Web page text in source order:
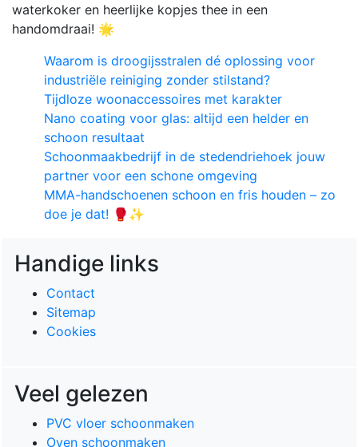
waterkoker en heerlijke kopjes thee in een
handomdraai! 🌟
Waarom is droogijsstralen dé oplossing voor
industriële reiniging zonder stilstand?
Tijdloze woonaccessoires met karakter
Nano coating voor glas: altijd een helder en
schoon resultaat
Schoonmaakbedrijf in de stedendriehoek jouw
partner voor een schone omgeving
MMA-handschoenen schoon en fris houden – zo
doe je dat! 🥊✨
Handige links
Contact
Sitemap
Cookies
Veel gelezen
PVC vloer schoonmaken
Oven schoonmaken